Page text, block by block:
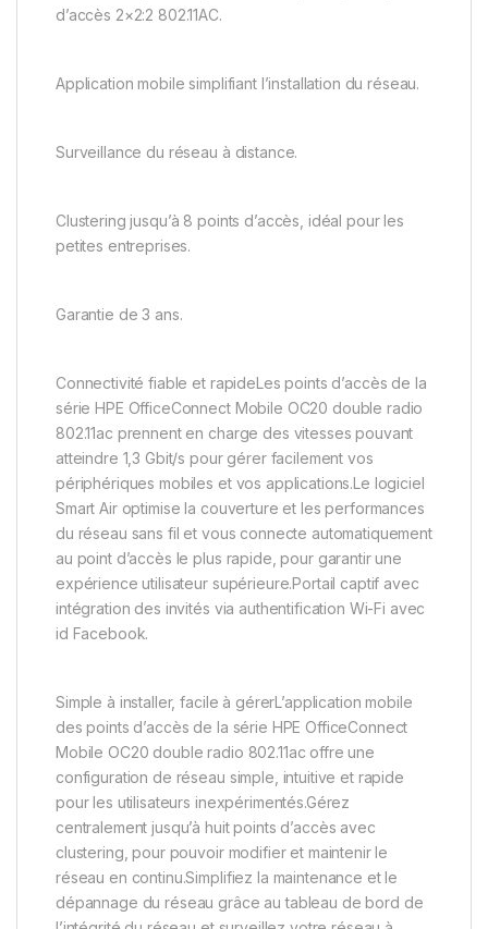
d’accès 2×2:2 802.11AC.
Application mobile simplifiant l’installation du réseau.
Surveillance du réseau à distance.
Clustering jusqu’à 8 points d’accès, idéal pour les
petites entreprises.
Garantie de 3 ans.
Connectivité fiable et rapideLes points d’accès de la
série HPE OfficeConnect Mobile OC20 double radio
802.11ac prennent en charge des vitesses pouvant
atteindre 1,3 Gbit/s pour gérer facilement vos
périphériques mobiles et vos applications.Le logiciel
Smart Air optimise la couverture et les performances
du réseau sans fil et vous connecte automatiquement
au point d’accès le plus rapide, pour garantir une
expérience utilisateur supérieure.Portail captif avec
intégration des invités via authentification Wi-Fi avec
id Facebook.
Simple à installer, facile à gérerL’application mobile
des points d’accès de la série HPE OfficeConnect
Mobile OC20 double radio 802.11ac offre une
configuration de réseau simple, intuitive et rapide
pour les utilisateurs inexpérimentés.Gérez
centralement jusqu’à huit points d’accès avec
clustering, pour pouvoir modifier et maintenir le
réseau en continu.Simplifiez la maintenance et le
dépannage du réseau grâce au tableau de bord de